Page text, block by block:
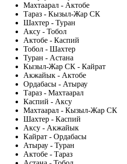
Махтаарал - Актобе
Тараз - Кызыл-Жар СК
Шахтер - Туран
Аксу - Тобол
Актобе - Каспий
Тобол - Шахтер
Туран - Астана
Кызыл-Жар СК - Кайрат
Акжайык - Актобе
Ордабасы - Атырау
Тараз - Махтаарал
Каспий - Аксу
Махтаарал - Кызыл-Жар СК
Шахтер - Каспий
Аксу - Акжайык
Кайрат - Ордабасы
Атырау - Туран
Актобе - Тараз